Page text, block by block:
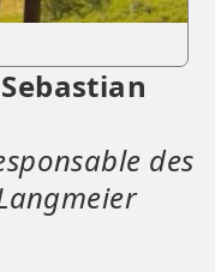
Sebastian
des